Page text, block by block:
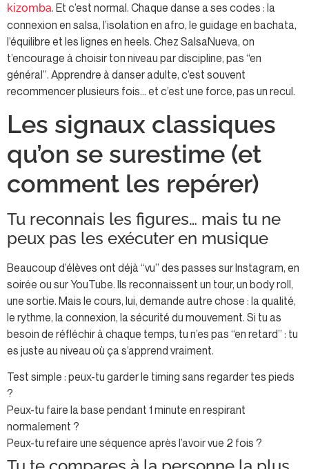
kizomba. Et c’est normal. Chaque danse a ses codes : la
connexion en salsa, l’isolation en afro, le guidage en bachata,
l’équilibre et les lignes en heels. Chez SalsaNueva, on
t’encourage à choisir ton niveau par discipline, pas “en
général”. Apprendre à danser adulte, c’est souvent
recommencer plusieurs fois… et c’est une force, pas un recul.
Les signaux classiques
qu’on se surestime (et
comment les repérer)
Tu reconnais les figures… mais tu ne
peux pas les exécuter en musique
Beaucoup d’élèves ont déjà “vu” des passes sur Instagram, en
soirée ou sur YouTube. Ils reconnaissent un tour, un body roll,
une sortie. Mais le cours, lui, demande autre chose : la qualité,
le rythme, la connexion, la sécurité du mouvement. Si tu as
besoin de réfléchir à chaque temps, tu n’es pas “en retard” : tu
es juste au niveau où ça s’apprend vraiment.
Test simple : peux-tu garder le timing sans regarder tes pieds
?
Peux-tu faire la base pendant 1 minute en respirant
normalement ?
Peux-tu refaire une séquence après l’avoir vue 2 fois ?